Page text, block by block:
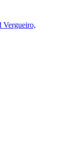
Vergueiro,